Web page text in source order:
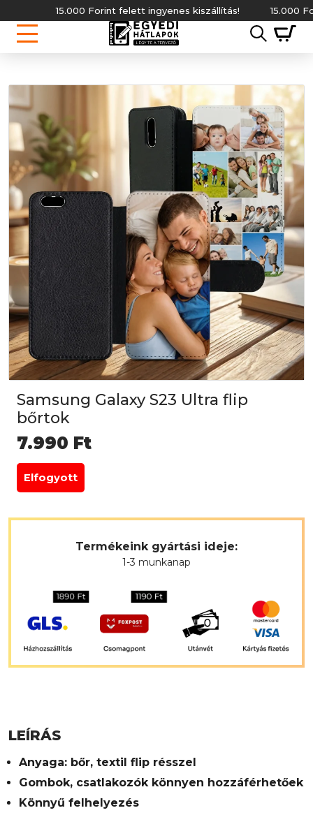
15.000 Forint felett ingyenes kiszállítás! 15.000
Samsung Galaxy S23 Ultra flip
bőrtok
7.990 Ft
Elfogyott
Termékeink gyártási ideje:
1-3 munkanap
LEÍRÁS
Anyaga: bőr, textil flip résszel
Gombok, csatlakozók könnyen hozzáférhetőek
Könnyű felhelyezés